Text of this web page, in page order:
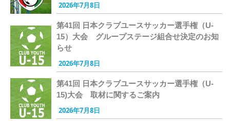
2026年7月8日
第41回 日本クラブユースサッカー選手権（U-
15）大会 グループステージ組合せ決定のお知
らせ
2026年7月8日
第41回 日本クラブユースサッカー選手権（U-
15)大会 取材に関するご案内
2026年7月8日